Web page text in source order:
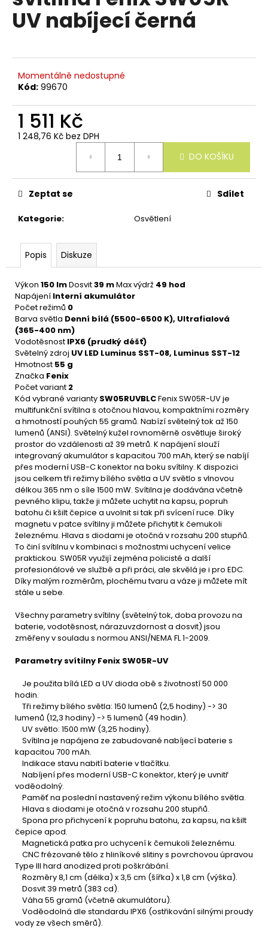
0,0
zUV nabíjecí černá
Momentálně nedostupné
Kód: 99670
1 511 Kč
1 248,76 Kč bez DPH
DO KOŠÍKU
Kategorie: Osvětlení
Zeptat se Sdílet
Popis Diskuze
Výkon 150 lmDosvit39 mMax výdrž 49 hod
Napájení Interní akumulátor
Počet režimů 0
Barva světla Denní bílá (5500-6500 K), Ultrafialová
(365-400 nm)
Vodotěsnost IPX6 (prudký déšť)
Světelný zdroj UV LED Luminus SST-08, Luminus SST-12
Hmotnost 55 g
Značka Fenix
Počet variant 2
Kód vybrané varianty SW05RUVBLCFenix SW05R-UV je
multifunkční svítilna s otočnou hlavou, kompaktními rozměry
a hmotností pouhých 55 gramů. Nabízí světelný tok až 150
lumenů (ANSI). Světelný kužel rovnoměrně osvětluje široký
prostor do vzdálenosti až 39 metrů. K napájení slouží
integrovaný akumulátor s kapacitou 700 mAh, který se nabíjí
přes moderní USB-C konektor na boku svítilny. K dispozici
jsou celkem tři režimy bílého světla a UV světlo s vlnovou
délkou 365 nm o síle 1500 mW. Svítilna je dodávána včetně
pevného klipu, takže ji můžete uchytit na kapsu, popruh
batohu či kšilt čepice a uvolnit si tak při svícení ruce. Díky
magnetu v patce svítilny ji můžete přichytit k čemukoli
železnému. Hlava s diodami je otočná v rozsahu 200 stupňů.
To činí svítilnu v kombinaci s možnostmi uchycení velice
praktickou. SW05R využijí zejména policisté a další
profesionálové ve službě a při práci, ale skvělá je i pro EDC.
Díky malým rozměrům, plochému tvaru a váze ji můžete mít
stále u sebe.
Všechny parametry svítilny (světelný tok, doba provozu na
baterie, vodotěsnost, nárazuvzdornost a dosvit) jsou
změřeny v souladu s normou ANSI/NEMA FL 1-2009.
Parametry svítilny Fenix SW05R-UV
Je použita bílá LED a UV dioda obě s životností 50 000
hodin.
Tři režimy bílého světla: 150 lumenů (2,5 hodiny) -> 30
lumenů (12,3 hodiny) -> 5 lumenů (49 hodin).
UV světlo: 1500 mW (3,25 hodiny).
Svítilna je napájena ze zabudované nabíjecí baterie s
kapacitou 700 mAh.
Indikace stavu nabití baterie v tlačítku.
Nabíjení přes moderní USB-C konektor, který je uvnitř
voděodolný.
Paměť na poslední nastavený režim výkonu bílého světla.
Hlava s diodami je otočná v rozsahu 200 stupňů.
Spona pro přichycení k popruhu batohu, za kapsu, na kšilt
čepice apod.
Magnetická patka pro uchycení k čemukoli železnému.
CNC frézované tělo z hliníkové slitiny s povrchovou úpravou
Type III hard anodized proti poškrábání.
Rozměry 8,1 cm (délka) x 3,5 cm (šířka) x 1,8 cm (výška).
Dosvit 39 metrů (383 cd).
Váha 55 gramů (včetně akumulátoru).
Voděodolná dle standardu IPX6 (ostřikování silnými proudy
vody ze všech směrů).
n
a
t
?
HLEDAT
D
o
u
č
u
e
m
e